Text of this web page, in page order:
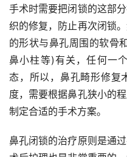
手术时需要把闭锁的这部
织的修复，防止再次闭锁
的形状与鼻孔周围的软骨
鼻小柱等)有关，任何一
态，所以，鼻孔畸形修复
度，需要根据鼻孔狭小的
制定合适的手术方案。
鼻孔闭锁的治疗原则是通